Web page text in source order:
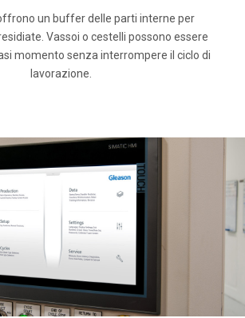
un buffer delle parti interne per
Vassoi o cestelli possono essere
momento senza interrompere il ciclo di
lavorazione.